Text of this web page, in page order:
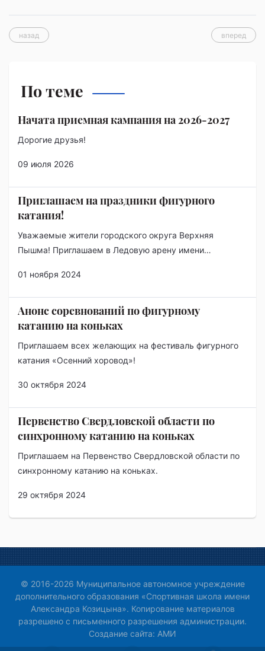
назад вперед
По теме
Начата приемная кампания на 2026-2027
Дорогие друзья!
09 июля 2026
Приглашаем на праздники фигурного
катания!
Уважаемые жители городского округа Верхняя
Пышма! Приглашаем в Ледовую арену имени…
01 ноября 2024
Анонс соревнований по фигурному
катанию на коньках
Приглашаем всех желающих на фестиваль фигурного
катания «Осенний хоровод»!
30 октября 2024
Первенство Свердловской области по
синхронному катанию на коньках
Приглашаем на Первенство Свердловской области по
синхронному катанию на коньках.
29 октября 2024
© 2016-2026 Муниципальное автономное учреждение
дополнительного образования «Спортивная школа имени
Александра Козицына». Копирование материалов
разрешено с письменного разрешения администрации.
Создание сайта: АМИ